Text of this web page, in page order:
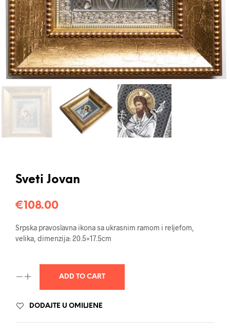
Sveti Jovan
€108.00
Srpska pravoslavna ikona sa ukrasnim ramom i reljefom,
velika, dimenzija: 20.5×17.5cm
ADD TO CART
DODAJTE U OMILJENE